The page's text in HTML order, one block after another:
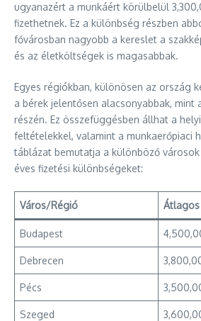
ugyanazért a munkáért körülbelül
fizethetnek. Ez a különbség részben
fővárosban nagyobb a kereslet a
és az életköltségek is magasabbak.
Egyes régiókban, különösen az ország
a bérek jelentősen alacsonyabbak, mint
részén. Ez összefüggésben állhat a
feltételekkel, valamint a munkaerőpiaci
táblázat bemutatja a különböző
éves fizetési különbségeket:
Város/Régió Átlagos
Budapest
Debrecen
Pécs
Szeged